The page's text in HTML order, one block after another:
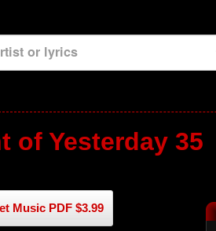
or lyrics
of Yesterday 35
Music PDF $3.99